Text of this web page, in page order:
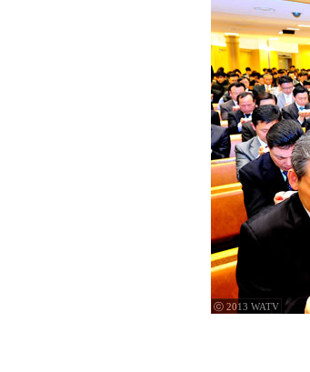
ⓒ 2013 WATV